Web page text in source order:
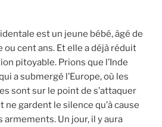
est un jeune bébé, âgé de
cent ans. Et elle a déjà réduit
pitoyable. Prions que l’Inde
a submergé l’Europe, où les
sont sur le point de s’attaquer
ne gardent le silence qu’à cause
armements. Un jour, il y aura